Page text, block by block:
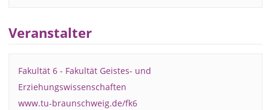
Veranstalter
Fakultät 6 - Fakultät Geistes- und
Erziehungswissenschaften
www.tu-braunschweig.de/fk6